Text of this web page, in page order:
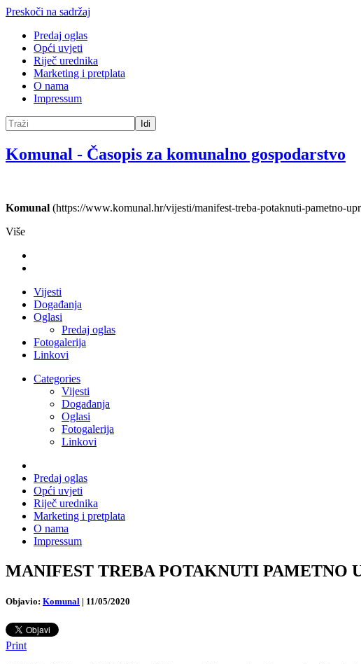
Preskoči na sadržaj
Predaj oglas
Opći uvjeti
Riječ urednika
Marketing i pretplata
O nama
Impressum
Idi
Komunal - Časopis za komunalno gospodarstvo
Komunal (https://www.komunal.hr/vijesti/manifest-treba-potaknuti-pametno-
Više
Vijesti
Događanja
Oglasi
Predaj oglas
Fotogalerija
Linkovi
Categories
Vijesti
Događanja
Oglasi
Fotogalerija
Linkovi
Predaj oglas
Opći uvjeti
Riječ urednika
Marketing i pretplata
O nama
Impressum
MANIFEST TREBA POTAKNUTI PAMETNO
Objavio: Komunal | 11/05/2020
Print